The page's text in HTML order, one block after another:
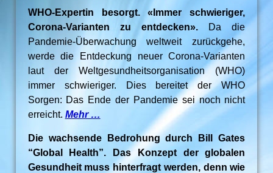
WHO-Expertin besorgt. «Immer schwieriger,
Corona-Varianten zu entdecken». Da die
Pandemie-Überwachung weltweit zurückgehe,
werde die Entdeckung neuer Corona-Varianten
laut der Weltgesundheitsorganisation (WHO)
immer schwieriger. Dies bereitet der WHO
Sorgen: Das Ende der Pandemie sei noch nicht
erreicht. Mehr …
Die wachsende Bedrohung durch Bill Gates
“Global Health”. Das Konzept der globalen
Gesundheit muss hinterfragt werden, denn wie